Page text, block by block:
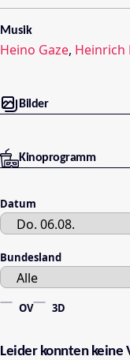
Musik
Heino Gaze, Heinrich
Bilder
Kinoprogramm
Datum
Bundesland
OV 3D
Leider konnten